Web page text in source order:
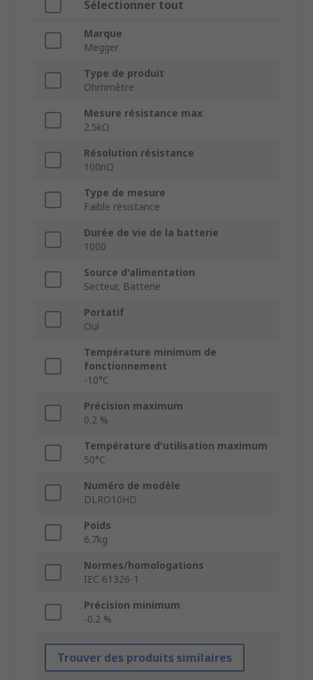
Sélectionner tout
Marque
Megger
Type de produit
Ohmmètre
Mesure résistance max
2.5kΩ
Résolution résistance
100nΩ
Type de mesure
Faible résistance
Durée de vie de la batterie
1000
Source d'alimentation
Secteur, Batterie
Portatif
Oui
Température minimum de
fonctionnement
-10°C
Précision maximum
0.2 %
Température d'utilisation maximum
50°C
Numéro de modèle
DLRO10HD
Poids
6.7kg
Normes/homologations
IEC 61326-1
Précision minimum
-0.2 %
Trouver des produits similaires